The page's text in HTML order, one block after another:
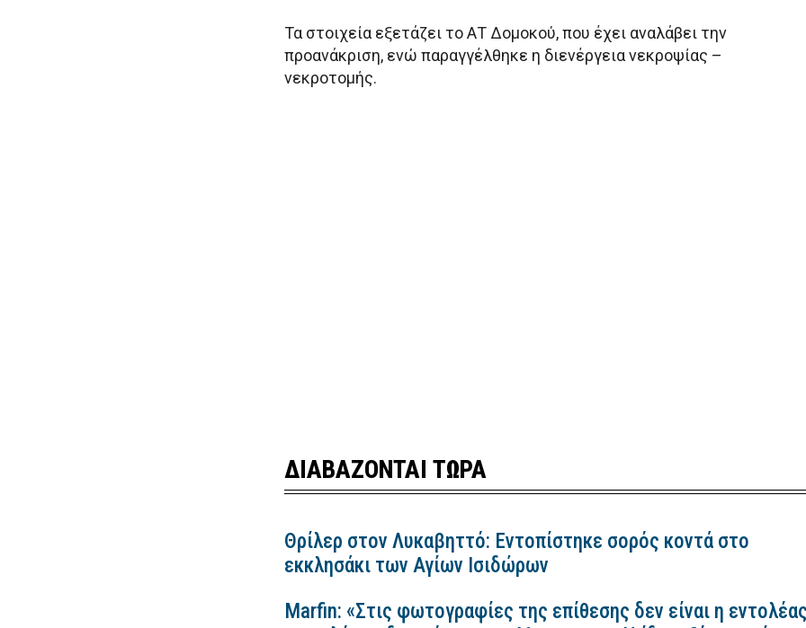
Τα στοιχεία εξετάζει το ΑΤ Δομοκού, που έχει αναλάβει την
προανάκριση, ενώ παραγγέλθηκε η διενέργεια νεκροψίας –
νεκροτομής.
ΔΙΑΒΑΖΟΝΤΑΙ ΤΩΡΑ
Θρίλερ στον Λυκαβηττό: Εντοπίστηκε σορός κοντά στο
εκκλησάκι των Αγίων Ισιδώρων
Marfin: «Στις φωτογραφίες της επίθεσης δεν είναι η εντολέας